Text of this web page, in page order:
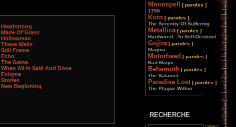
Headstrong
Made Of Glass
Hollowman
These Walls
Still Frame
Echo
The Game
When All Is Said And Done
Enigma
Stories
New Beginning
Moonspell
[ paroles ]
1755
Korn [ paroles ]
The Serenity Of Suffering
Metallica [ paroles ]
Hardwired...To Self-Destruct
Gojira [ paroles ]
Magma
Motorhead [ paroles ]
Bad Magic
Behemoth [ paroles ]
The Satanist
Paradise Lost [ paroles ]
The Plague Within
________________
RECHERCHE